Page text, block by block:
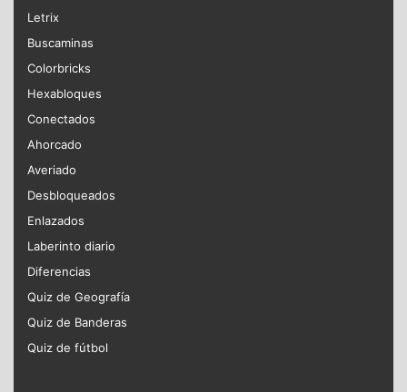
Letrix
Buscaminas
Colorbricks
Hexabloques
Conectados
Ahorcado
Averiado
Desbloqueados
Enlazados
Laberinto diario
Diferencias
Quiz de Geografía
Quiz de Banderas
Quiz de fútbol